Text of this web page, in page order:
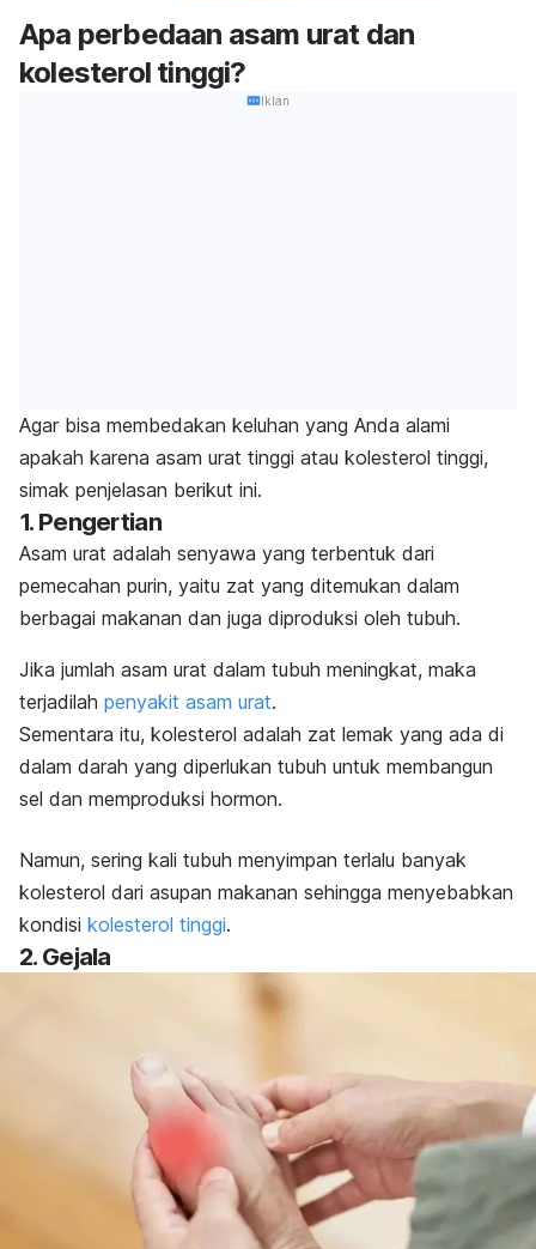
Apa perbedaan asam urat dan
kolesterol tinggi?
Iklan
Agar bisa membedakan keluhan yang Anda alami
apakah karena asam urat tinggi atau kolesterol tinggi,
simak penjelasan berikut ini.
1. Pengertian
Asam urat adalah senyawa yang terbentuk dari
pemecahan purin, yaitu zat yang ditemukan dalam
berbagai makanan dan juga diproduksi oleh tubuh.
Jika jumlah asam urat dalam tubuh meningkat, maka
terjadilah penyakit asam urat.
Sementara itu, kolesterol adalah zat lemak yang ada di
dalam darah yang diperlukan tubuh untuk membangun
sel dan memproduksi hormon.
Namun, sering kali tubuh menyimpan terlalu banyak
kolesterol dari asupan makanan sehingga menyebabkan
kondisi kolesterol tinggi.
2. Gejala